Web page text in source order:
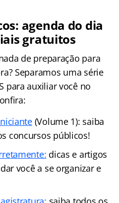
agenda do dia
gratuitos
de preparação para
Separamos uma série
para auxiliar você no
(Volume 1): saiba
concursos públicos!
dicas e artigos
você a se organizar e